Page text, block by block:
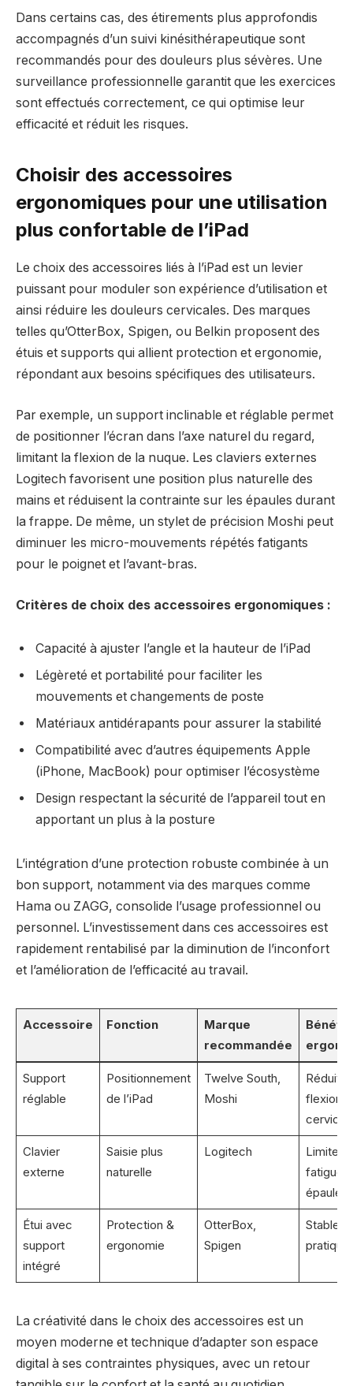
Dans certains cas, des étirements plus approfondis
accompagnés d’un suivi kinésithérapeutique sont
recommandés pour des douleurs plus sévères. Une
surveillance professionnelle garantit que les exercices
sont effectués correctement, ce qui optimise leur
efficacité et réduit les risques.
Choisir des accessoires
ergonomiques pour une utilisation
plus confortable de l’iPad
Le choix des accessoires liés à l’iPad est un levier
puissant pour moduler son expérience d’utilisation et
ainsi réduire les douleurs cervicales. Des marques
telles qu’OtterBox, Spigen, ou Belkin proposent des
étuis et supports qui allient protection et ergonomie,
répondant aux besoins spécifiques des utilisateurs.
Par exemple, un support inclinable et réglable permet
de positionner l’écran dans l’axe naturel du regard,
limitant la flexion de la nuque. Les claviers externes
Logitech favorisent une position plus naturelle des
mains et réduisent la contrainte sur les épaules durant
la frappe. De même, un stylet de précision Moshi peut
diminuer les micro-mouvements répétés fatigants
pour le poignet et l’avant-bras.
Critères de choix des accessoires ergonomiques :
Capacité à ajuster l’angle et la hauteur de l’iPad
Légèreté et portabilité pour faciliter les
mouvements et changements de poste
Matériaux antidérapants pour assurer la stabilité
Compatibilité avec d’autres équipements Apple
(iPhone, MacBook) pour optimiser l’écosystème
Design respectant la sécurité de l’appareil tout en
apportant un plus à la posture
L’intégration d’une protection robuste combinée à un
bon support, notamment via des marques comme
Hama ou ZAGG, consolide l’usage professionnel ou
personnel. L’investissement dans ces accessoires est
rapidement rentabilisé par la diminution de l’inconfort
et l’amélioration de l’efficacité au travail.
Accessoire Fonction
Marque
recommandée
Support
réglable
Positionnement
de l’iPad
Twelve South,
Moshi
Réduit la
flexion
Clavier
externe
Saisie plus
naturelle
Logitech
Limite la
fatigue
épaules
Étui avec
support
intégré
Protection &
ergonomie
OtterBox,
Spigen
Stable et
pratique
La créativité dans le choix des accessoires est un
moyen moderne et technique d’adapter son espace
digital à ses contraintes physiques, avec un retour